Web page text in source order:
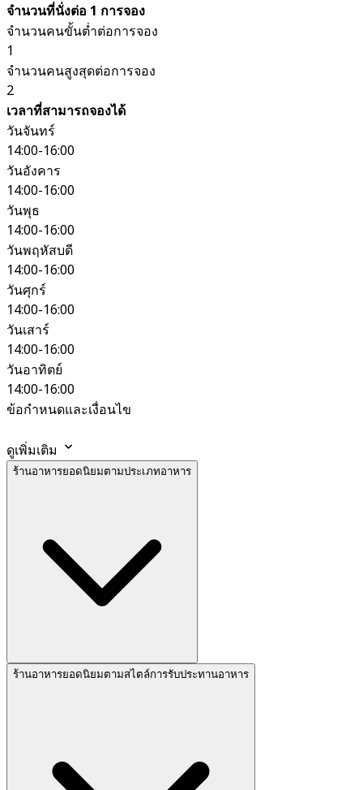
จำนวนที่นั่งต่อ 1 การจอง
จำนวนคนขั้นต่ำต่อการจอง
1
จำนวนคนสูงสุดต่อการจอง
2
เวลาที่สามารถจองได้
วันจันทร์
14:00-16:00
วันอังคาร
14:00-16:00
วันพุธ
14:00-16:00
วันพฤหัสบดี
14:00-16:00
วันศุกร์
14:00-16:00
วันเสาร์
14:00-16:00
วันอาทิตย์
14:00-16:00
ข้อกำหนดและเงื่อนไข
ดูเพิ่มเติม
ร้านอาหารยอดนิยมตามประเภทอาหาร
ร้านอาหารยอดนิยมตามสไตล์การรับประทานอาหาร